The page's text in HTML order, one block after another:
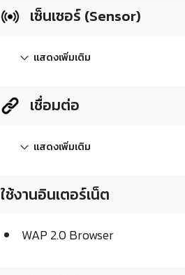
เซ็นเซอร์ (Sensor)
แสดงเพิ่มเติม
เชื่อมต่อ
แสดงเพิ่มเติม
ใช้งานอินเตอร์เน็ต
WAP 2.0 Browser